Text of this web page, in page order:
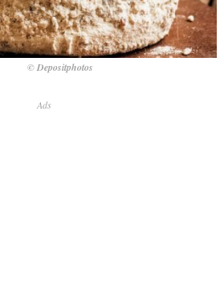
© Depositphotos
Ads